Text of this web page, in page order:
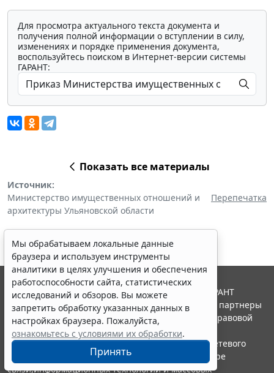
Для просмотра актуального текста документа и
получения полной информации о вступлении в силу,
изменениях и порядке применения документа,
воспользуйтесь поиском в Интернет-версии системы
ГАРАНТ:
Показать все материалы
Источник:
Министерство имущественных отношений и
архитектуры Ульяновской области
Перепечатка
Мы обрабатываем локальные данные
браузера и используем инструменты
аналитики в целях улучшения и обеспечения
работоспособности сайта, статистических
исследований и обзоров. Вы можете
запретить обработку указанных данных в
настройках браузера. Пожалуйста,
ознакомьтесь с условиями их обработки.
Принять
© ООО "НПП "ГАРАНТ-СЕРВИС", 2026. Система ГАРАНТ
выпускается с 1990 года. Компания "Гарант" и ее партнеры
являются участниками Российской ассоциации правовой
информации ГАРАНТ.
Портал ГАРАНТ.РУ зарегистрирован в качестве сетевого
издания Федеральной службой по надзору в сфере
связи,информационных технологий и массовых